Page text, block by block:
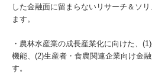
した金融面に留まらないリサーチ＆ソ
ます。
・農林水産業の成長産業化に向けた、
機能、(2)生産者・食農関連企業向け金
す。